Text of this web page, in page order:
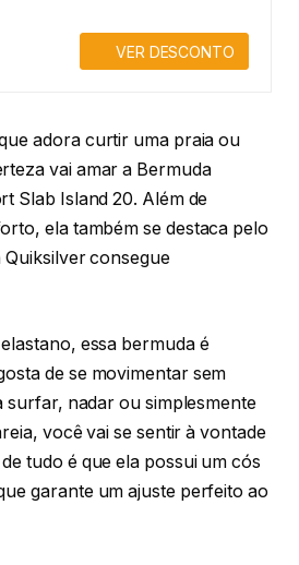
VER DESCONTO
adora curtir uma praia ou
vai amar a Bermuda
Slab Island 20. Além de
ela também se destaca pelo
Quiksilver consegue
essa bermuda é
de se movimentar sem
surfar, nadar ou simplesmente
você vai se sentir à vontade
tudo é que ela possui um cós
garante um ajuste perfeito ao